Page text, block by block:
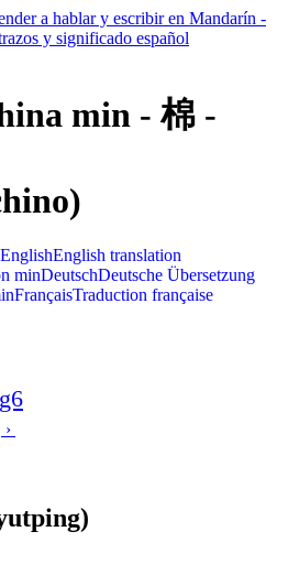
min - 棉 -
EnglishEnglish translation
DeutschDeutsche Übersetzung
FrançaisTraduction française
›